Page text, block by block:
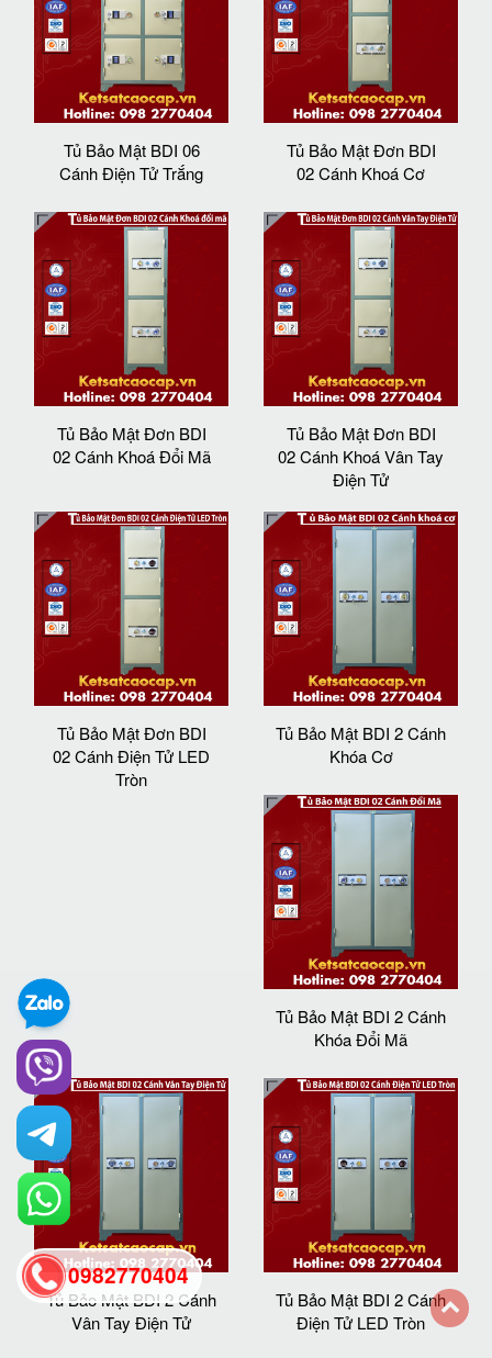
Tủ Bảo Mật BDI 06
Cánh Điện Tử Trắng
Tủ Bảo Mật Đơn BDI
02 Cánh Khoá Cơ
Tủ Bảo Mật Đơn BDI
02 Cánh Khoá Đổi Mã
Tủ Bảo Mật Đơn BDI
02 Cánh Khoá Vân Tay
Điện Tử
Tủ Bảo Mật Đơn BDI
02 Cánh Điện Tử LED
Tròn
Tủ Bảo Mật BDI 2 Cánh
Khóa Cơ
Tủ Bảo Mật BDI 2 Cánh
Khóa Đổi Mã
Tủ Bảo Mật BDI 2 Cánh
Vân Tay Điện Tử
Tủ Bảo Mật BDI 2 Cánh
Điện Tử LED Tròn
0982770404